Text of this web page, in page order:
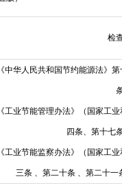
检
《中华人民共和国节约能源法》
《工业节能管理办法》（国家工
四条、第十七
《工业节能监察办法》（国家工
三条 、第二十条 、第二十一